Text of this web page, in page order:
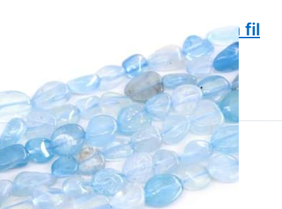
Aigue-marine baroque 7-9mm fil